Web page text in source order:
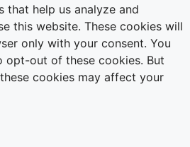
that help us analyze and
this website. These cookies will
only with your consent. You
opt-out of these cookies. But
cookies may affect your